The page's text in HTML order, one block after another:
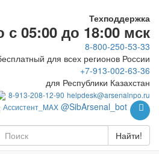
Техподдержка
05:00 до 18:00 мск
8-800-250-53-33
для всех регионов России
+7-913-002-63-36
для Республики Казахстан
8-913-208-12-90 helpdesk@arsenalnpo.ru
Ассистент_MAX @SibArsenal_bot
Найти!